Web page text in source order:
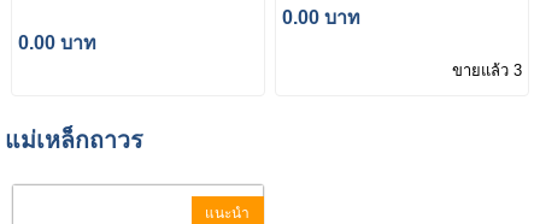
0.00 บาท
0.00 บาท
ขายแล้ว 3
แม่เหล็กถาวร
แนะนำ